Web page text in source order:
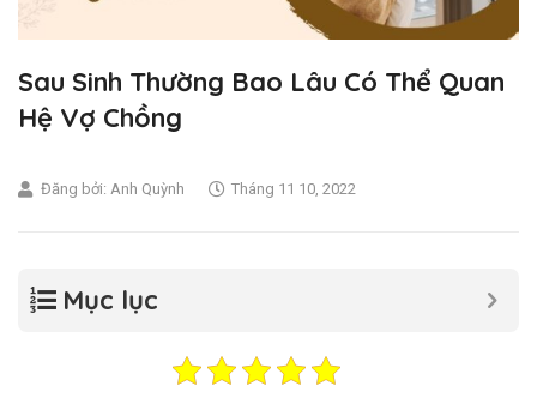
Sau Sinh Thường Bao Lâu Có Thể Quan
Hệ Vợ Chồng
Đăng bởi: Anh Quỳnh Tháng 11 10, 2022
Mục lục